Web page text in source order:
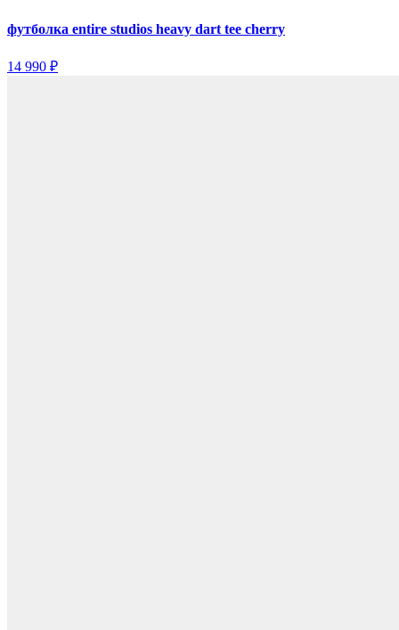
футболка entire studios heavy dart tee cherry
14 990 ₽